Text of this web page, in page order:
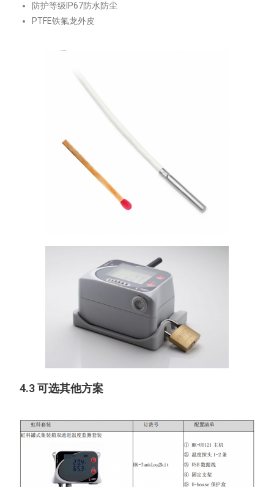
防护等级IP67防水防尘
PTFE铁氟龙外皮
4.3 可选其他方案